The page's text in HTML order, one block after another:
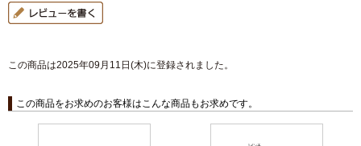
この商品は2025年09月11日(木)に登録されました。
この商品をお求めのお客様はこんな商品もお求めです。